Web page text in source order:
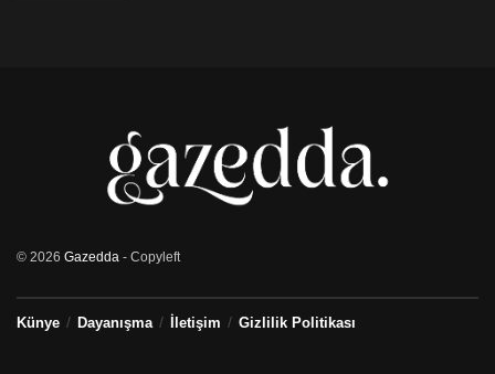
© 2026 Gazedda - Copyleft
Künye Dayanışma İletişim Gizlilik Politikası